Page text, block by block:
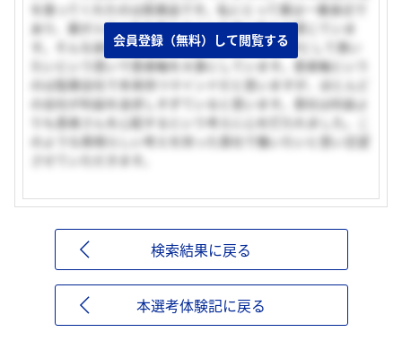
を救ってくれたのは医薬品です。私にとって薬は一番身近で
あり、薬が人の人生を変えることを身に染みて感じていま
す。そんな過去の経験から病弱な患者さんをMRとして救い
たいという思いで患者軸を大事にしています。患者軸という
のは製薬会社で本来持つマインドだと思いますが、ほとんど
の会社が利益を追求しすぎていると思います。貴社は利益よ
りも患者さんを心配するという考えに心を打たれました。こ
のような素晴らしい考えを持った貴社で働いたいと思い志望
させていただきます。
会員登録（無料）して閲覧する
検索結果に戻る
本選考体験記に戻る